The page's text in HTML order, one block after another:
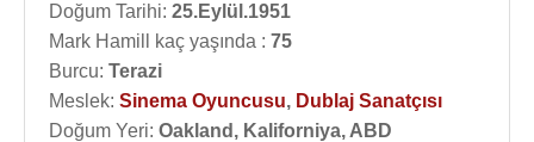
Doğum Tarihi: 25.Eylül.1951
Mark Hamill kaç yaşında : 75
Burcu: Terazi
Meslek: Sinema Oyuncusu, Dublaj Sanatçısı
Doğum Yeri: Oakland, Kaliforniya, ABD